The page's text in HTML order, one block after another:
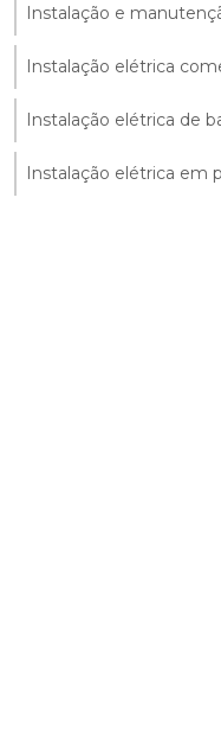
Instalação e
Instalação elétrica
Instalação elétrica de
Instalação elétrica em